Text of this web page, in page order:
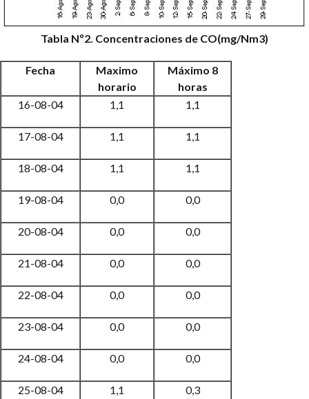
Tabla Nº2. Concentraciones de CO(mg/Nm3)
Fecha
Maximo
horario
Máximo 8
horas
16-08-04
1,1 1,1
17-08-04 1,1 1,1
18-08-04 1,1 1,1
19-08-04 0,0 0,0
20-08-04 0,0 0,0
21-08-04 0,0 0,0
22-08-04 0,0 0,0
23-08-04 0,0 0,0
24-08-04 0,0 0,0
25-08-04 1,1 0,3